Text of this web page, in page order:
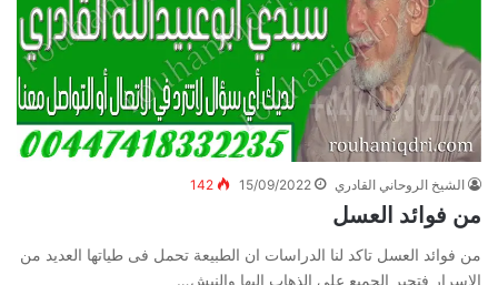
الشيخ الروحاني القادري 15/09/2022
142
من فوائد العسل
من فوائد العسل تاكد لنا الدراسات ان الطبيعة تحمل فى طياتها العديد من
الاسرار فتجبر الجميع على الذهاب اليها والنبش…